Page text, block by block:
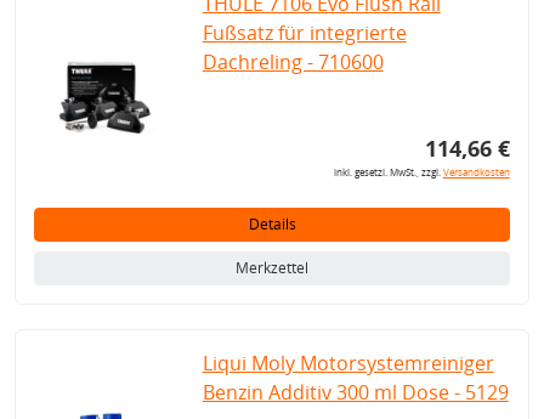
Fußsatz für integrierte
Dachreling - 710600
114,66 €
inkl. gesetzl. MwSt., zzgl.Versandkosten
Details
Merkzettel
Liqui Moly Motorsystemreiniger
Benzin Additiv 300 ml Dose - 5129